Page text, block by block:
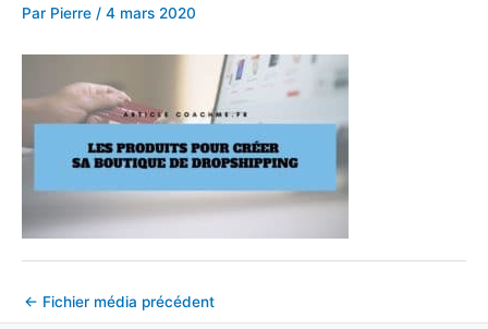
Par Pierre / 4 mars 2020
← Fichier média précédent